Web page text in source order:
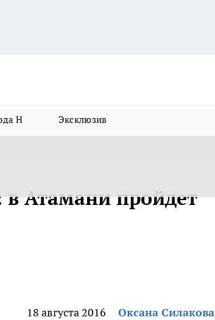
Н Эксклюзив
в Атамани пройдет
18 августа 2016 Оксана Силакова